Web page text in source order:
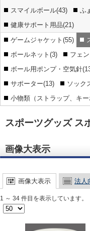
スマイルボール(43)
ふ
健康サポート用品(21)
ゲームジャケット(55)
ボールネット(3)
フェ
ボール用ポンプ・空気針
サポーター(13)
ソック
小物類（ストラップ、キ
スポーツグッズ ス
画像大表示
画像大表示 法人
1 ～ 34 件目を表示しています。